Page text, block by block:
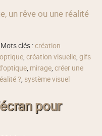
un rêve ou une réalité
clés :création
,création visuelle,gifs
, mirage,créer une
?, système visuel
pour